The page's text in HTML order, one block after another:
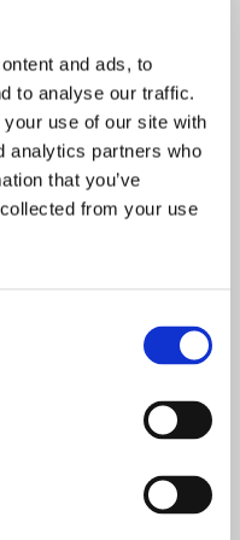
and ads, to
to analyse our traffic.
use of our site with
analytics partners who
that you’ve
from your use
samppanjaritaritar
nautitaan viisi
sovitettu yhteen viiden
yllättävän,
kupilliseen kauden
Bergiin – intiimi